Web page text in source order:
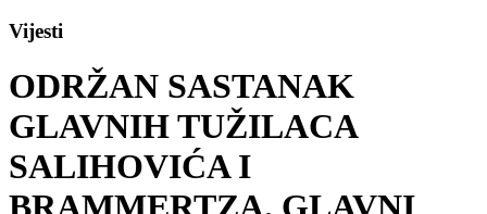
Vijesti
ODRŽAN SASTANAK
GLAVNIH TUŽILACA
SALIHOVIĆA I